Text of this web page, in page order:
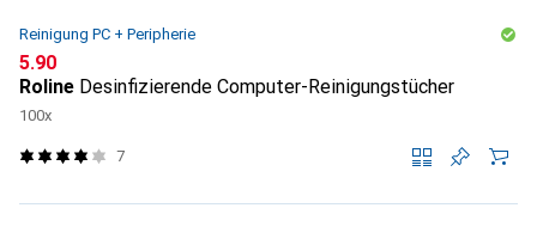
Reinigung PC + Peripherie
CHF
5.90
Roline Desinfizierende Computer-Reinigungstücher
100x
7